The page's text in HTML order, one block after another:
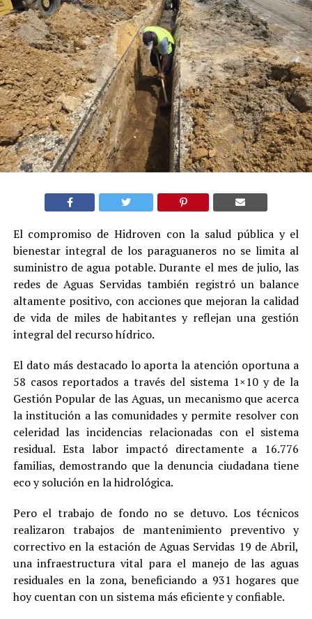
El compromiso de Hidroven con la salud pública y el
bienestar integral de los paraguaneros no se limita al
suministro de agua potable. Durante el mes de julio, las
redes de Aguas Servidas también registró un balance
altamente positivo, con acciones que mejoran la calidad
de vida de miles de habitantes y reflejan una gestión
integral del recurso hídrico.
El dato más destacado lo aporta la atención oportuna a
58 casos reportados a través del sistema 1×10 y de la
Gestión Popular de las Aguas, un mecanismo que acerca
la institución a las comunidades y permite resolver con
celeridad las incidencias relacionadas con el sistema
residual. Esta labor impactó directamente a 16.776
familias, demostrando que la denuncia ciudadana tiene
eco y solución en la hidrológica.
Pero el trabajo de fondo no se detuvo. Los técnicos
realizaron trabajos de mantenimiento preventivo y
correctivo en la estación de Aguas Servidas 19 de Abril,
una infraestructura vital para el manejo de las aguas
residuales en la zona, beneficiando a 931 hogares que
hoy cuentan con un sistema más eficiente y confiable.